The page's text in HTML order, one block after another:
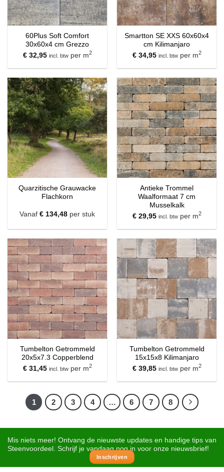
60Plus Soft Comfort
30x60x4 cm Grezzo
€32,95 incl. btwper m2
Smartton SE XXS 60x60x4
cm Kilimanjaro
€34,95 incl. btwper m2
Quarzitische Grauwacke
Flachkorn
Vanaf € 134,48 per stuk
Antieke Trommel
Waalformaat 7 cm
Musselkalk
€29,95 incl. btwper m2
Tumbelton Getrommeld
20x5x7.3 Copperblend
€31,45 incl. btwper m2
Tumbelton Getrommeld
15x15x8 Kilimanjaro
€39,85 incl. btwper m2
1 2 3 4 … 6 7 8
Mis niets meer! Ontvang de nieuwste updates en handige tips van
Steenvoordeel. Schrijf je vandaag nog in voor onze nieuwsbrief!
Inschrijven